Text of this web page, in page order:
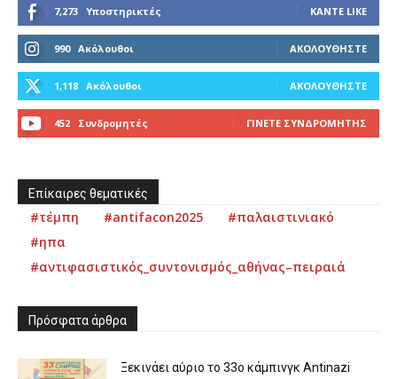
7,273 Υποστηρικτές ΚΆΝΤΕ LIKE
990 Ακόλουθοι ΑΚΟΛΟΥΘΉΣΤΕ
1,118 Ακόλουθοι ΑΚΟΛΟΥΘΉΣΤΕ
452 Συνδρομητές ΓΊΝΕΤΕ ΣΥΝΔΡΟΜΗΤΉΣ
Επίκαιρες θεματικές
#τέμπη #antifacon2025
#παλαιστινιακό
#ηπα
#αντιφασιστικός_συντονισμός_αθήνας–πειραιά
Πρόσφατα άρθρα
Ξεκινάει αύριο το 33ο κάμπινγκ Antinazi